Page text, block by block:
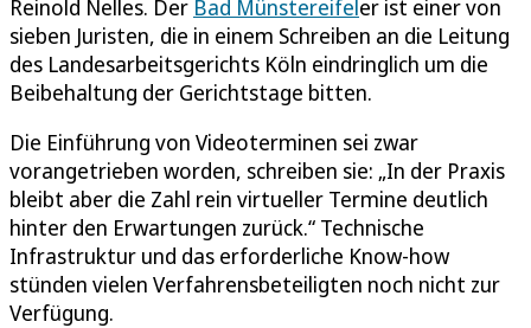
Reinold Nelles. Der Bad Münstereifeler ist einer von
sieben Juristen, die in einem Schreiben an die Leitung
des Landesarbeitsgerichts Köln eindringlich um die
Beibehaltung der Gerichtstage bitten.
Die Einführung von Videoterminen sei zwar
vorangetrieben worden, schreiben sie: „In der Praxis
bleibt aber die Zahl rein virtueller Termine deutlich
hinter den Erwartungen zurück.“ Technische
Infrastruktur und das erforderliche Know-how
stünden vielen Verfahrensbeteiligten noch nicht zur
Verfügung.